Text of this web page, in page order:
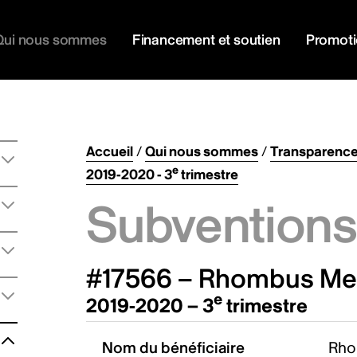
nous sommes Financement et soutien
Accueil/Qui nous sommes/
2019-2020 - 3etrimestre
#17566 – Rhombus
2019-2020 – 3e trimestre
Nom du bénéficiaire